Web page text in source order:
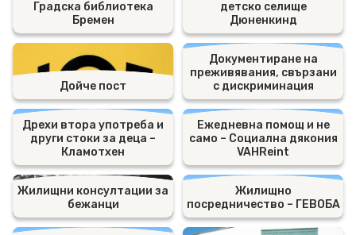
Градска библиотека
Бремен
детско селище
Дюненкинд
Дойче пост
Документиране на
преживявания, свързани
с дискриминация
Дрехи втора употреба и
други стоки за деца –
Кламотхен
Ежедневна помощ и не
само – Социална дякония
VAHReint
Жилищни консултации за
бежанци
Жилищно
посредничество – ГЕВОБА